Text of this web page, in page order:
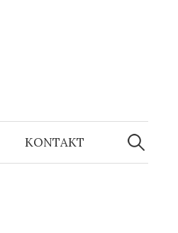
KONTAKT H